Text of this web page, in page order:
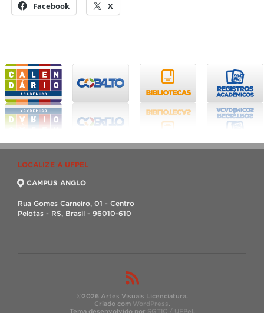
Facebook X
LOCALIZE A UFPEL
CAMPUS ANGLO
Rua Gomes Carneiro, 01 - Centro
Pelotas - RS, Brasil - 96010-610
©2026 Artes Visuais Licenciatura.
Criado com WordPress.
Tema desenvolvido por SGTIC / UFPel.